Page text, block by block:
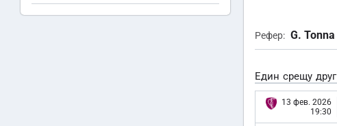
Рефер: G. Tonna
Един срещу друг
13 фев. 2026
19:30